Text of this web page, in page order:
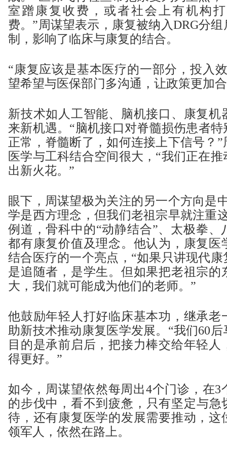
室蹭康复收费，或者社会上有机构
费。”周谋望表示，康复被纳入DRG分
制，影响了临床与康复的结合。
“康复应该是基本医疗的一部分，投入
望希望与医保部门多沟通，让政策更加
新技术如人工智能、脑机接口、康复机
来新机遇。“脑机接口对脊髓损伤患者
正常，脊髓断了，如何连接上下信号？
医学与工科结合空间很大，“我们正在
出新火花。”
眼下，周谋望极为关注的另一个方向是
学是西方理念，但我们老祖宗早就注重
例道，骨科中的“动静结合”、太极拳、
都有康复价值及理念。他认为，康复医
结合医疗的一个亮点，“如果只讲现代
是追随者，是学生。但如果把老祖宗的
大，我们就可能成为他们的老师。”
他鼓励年轻人打好临床基本功，继承老
助新技术推动康复医学发展。“我们60
目的是承前启后，把接力棒交给年轻人
得更好。”
如今，周谋望依然每周出4个门诊，在3
的步伐中，看不到疲惫，只有坚定与
待，还有康复医学的发展需要推动，这
领军人，依然在路上。